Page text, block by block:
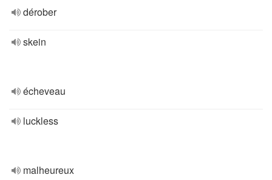
dérober
skein
écheveau
luckless
malheureux